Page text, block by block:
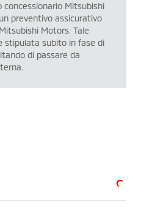
concessionario Mitsubishi
preventivo assicurativo
Motors. Tale
stipulata subito in fase di
di passare da